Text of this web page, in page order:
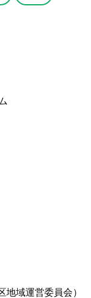
域運営委員会）